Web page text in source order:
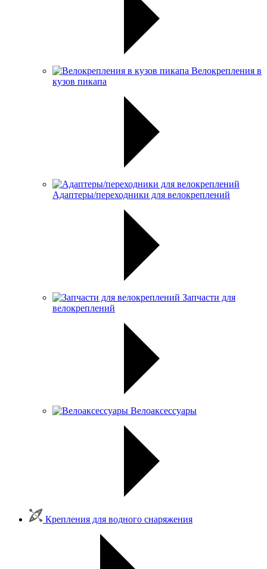
Велокрепления в
кузов пикапа
Адаптеры/переходники для велокреплений
Запчасти для
велокреплений
Велоаксессуары
Крепления для водного снаряжения